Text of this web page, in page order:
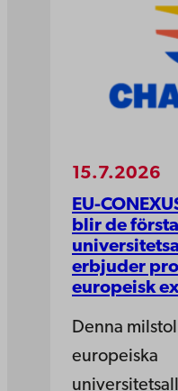
15.7.2026
EU-
blir de
erbjuder
europeisk
Denna
europeiska